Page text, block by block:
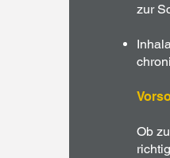
zur
Ob